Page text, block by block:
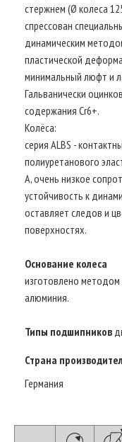
стержнем (Ø колеса
спрессован
динамическим
пластической
минимальный люфт и
Гальванически
содержания Cr6+.
Колёса:
серия ALBS -
полиуретанового
A, очень низкое
устойчивость к
оставляет следов и
поверхностях.
Основание колеса
изготовлено
алюминия.
Типы подшипников
Страна
Германия